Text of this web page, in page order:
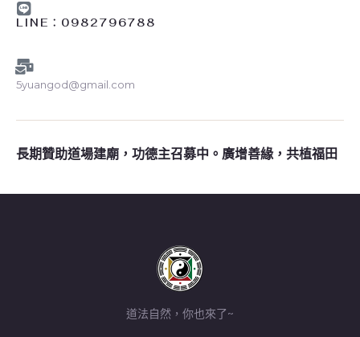
LINE︰0982796788
5yuangod@gmail.com
長期贊助道場建廟，功德主召募中。廣增善緣，共植福田
道法自然，你也來了~